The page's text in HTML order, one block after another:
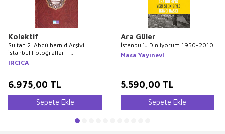
Kolektif
Sultan 2. Abdülhamid Arşivi
İstanbul Fotoğrafları -
Photographs of Istanbul From the
IRCICA
6.975,00 TL
Sepete Ekle
Ara Güler
İstanbul`u Dinliyorum 1950-2010
Masa Yayınevi
5.590,00 TL
Sepete Ekle